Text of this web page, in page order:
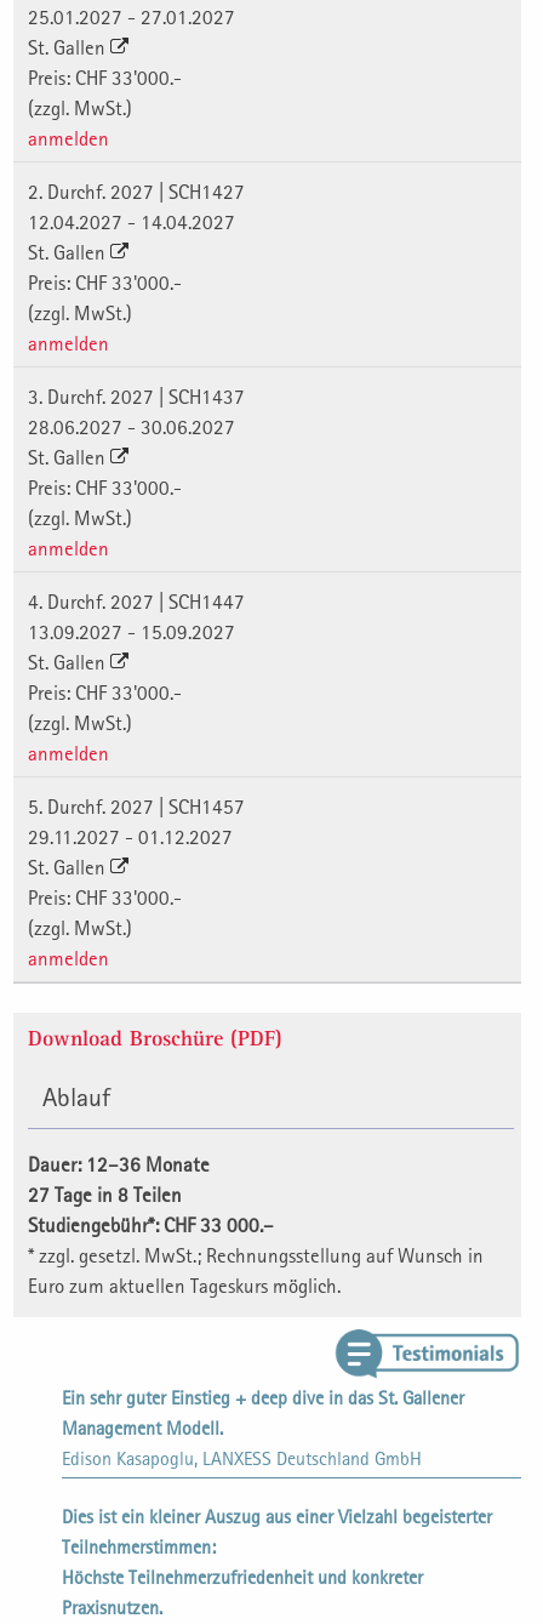
25.01.2027 - 27.01.2027
St. Gallen
Preis: CHF 33'000.-
(zzgl. MwSt.)
anmelden
2. Durchf. 2027 | SCH1427
12.04.2027 - 14.04.2027
St. Gallen
Preis: CHF 33'000.-
(zzgl. MwSt.)
anmelden
3. Durchf. 2027 | SCH1437
28.06.2027 - 30.06.2027
St. Gallen
Preis: CHF 33'000.-
(zzgl. MwSt.)
anmelden
4. Durchf. 2027 | SCH1447
13.09.2027 - 15.09.2027
St. Gallen
Preis: CHF 33'000.-
(zzgl. MwSt.)
anmelden
5. Durchf. 2027 | SCH1457
29.11.2027 - 01.12.2027
St. Gallen
Preis: CHF 33'000.-
(zzgl. MwSt.)
anmelden
Download Broschüre (PDF)
Ablauf
Dauer: 12–36 Monate
27 Tage in 8 Teilen
Studiengebühr*: CHF 33 000.–
* zzgl. gesetzl. MwSt.; Rechnungsstellung auf Wunsch in
Euro zum aktuellen Tageskurs möglich.
Ein sehr guter Einstieg + deep dive in das St. Gallener
Management Modell.
Edison Kasapoglu, LANXESS Deutschland GmbH
Dies ist ein kleiner Auszug aus einer Vielzahl begeisterter
Teilnehmerstimmen:
Höchste Teilnehmerzufriedenheit und konkreter
Praxisnutzen.